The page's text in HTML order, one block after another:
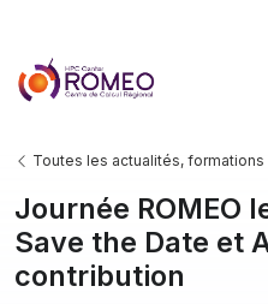
Toutes les actualités,
Journée ROMEO
Save the Date et
contribution